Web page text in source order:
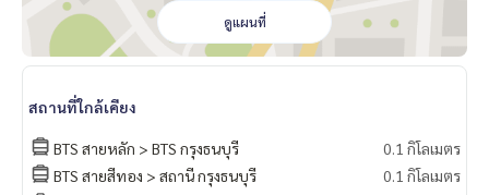
ดูแผนที่
สถานที่ใกล้เคียง
BTS สายหลัก > BTS กรุงธนบุรี
0.1 กิโลเมตร
BTS สายสีทอง > สถานี กรุงธนบุรี
0.1 กิโลเมตร